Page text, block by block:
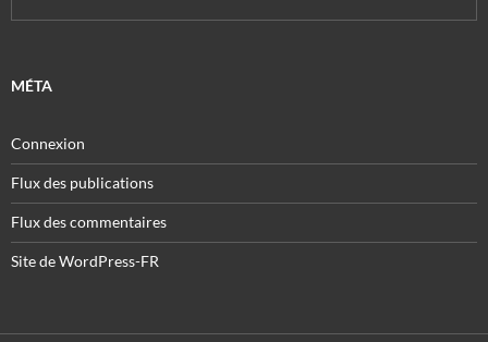
MÉTA
Connexion
Flux des publications
Flux des commentaires
Site de WordPress-FR